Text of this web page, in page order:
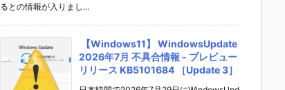
るとの情報が入りまし...
【Windows11】 WindowsUpdate
2026年7月 不具合情報 - プレビュー
リリース KB5101684 ［Update 3］